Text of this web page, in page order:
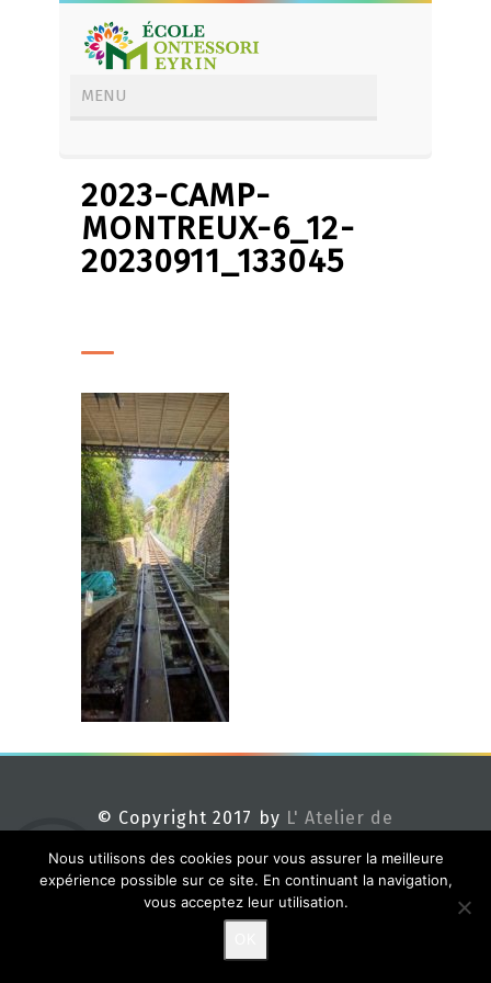
2023-CAMP-
MONTREUX-6_12-
20230911_133045
© Copyright 2017 by L' Atelier de
Nous utilisons des cookies pour vous assurer la meilleure
expérience possible sur ce site. En continuant la navigation,
vous acceptez leur utilisation.